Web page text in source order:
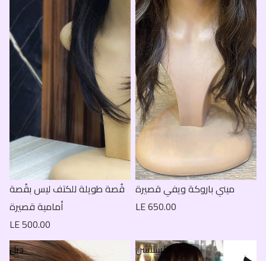
قُصة طويلة للكتف ليس بقُصة
أمامية قصيرة
LE 500.00
ميني باروكة ويفي قصيرة
LE 650.00
ديل
اكستنشن